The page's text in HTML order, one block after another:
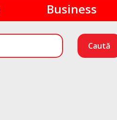
Business
Caută